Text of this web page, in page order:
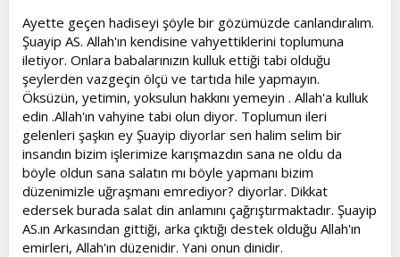
Ayette geçen hadiseyi şöyle bir gözümüzde canlandıralım.
Şuayip AS. Allah'ın kendisine vahyettiklerini toplumuna
iletiyor. Onlara babalarınızın kulluk ettiği tabi olduğu
şeylerden vazgeçin ölçü ve tartıda hile yapmayın.
Öksüzün, yetimin, yoksulun hakkını yemeyin . Allah'a kulluk
edin .Allah'ın vahyine tabi olun diyor. Toplumun ileri
gelenleri şaşkın ey Şuayip diyorlar sen halim selim bir
insandın bizim işlerimize karışmazdın sana ne oldu da
böyle oldun sana salatın mı böyle yapmanı bizim
düzenimizle uğraşmanı emrediyor? diyorlar. Dikkat
edersek burada salat din anlamını çağrıştırmaktadır. Şuayip
AS.ın Arkasından gittiği, arka çıktığı destek olduğu Allah'ın
emirleri, Allah'ın düzenidir. Yani onun dinidir.